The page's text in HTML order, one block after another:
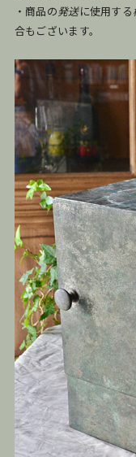
・商品の発送に使用する
合もございます。